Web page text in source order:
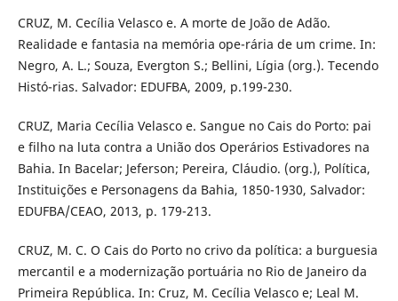
CRUZ, M. Cecília Velasco e. A morte de João de Adão.
Realidade e fantasia na memória ope-rária de um crime. In:
Negro, A. L.; Souza, Evergton S.; Bellini, Lígia (org.). Tecendo
Histó-rias. Salvador: EDUFBA, 2009, p.199-230.
CRUZ, Maria Cecília Velasco e. Sangue no Cais do Porto: pai
e filho na luta contra a União dos Operários Estivadores na
Bahia. In Bacelar; Jeferson; Pereira, Cláudio. (org.), Política,
Instituições e Personagens da Bahia, 1850-1930, Salvador:
EDUFBA/CEAO, 2013, p. 179-213.
CRUZ, M. C. O Cais do Porto no crivo da política: a burguesia
mercantil e a modernização portuária no Rio de Janeiro da
Primeira República. In: Cruz, M. Cecília Velasco e; Leal M.